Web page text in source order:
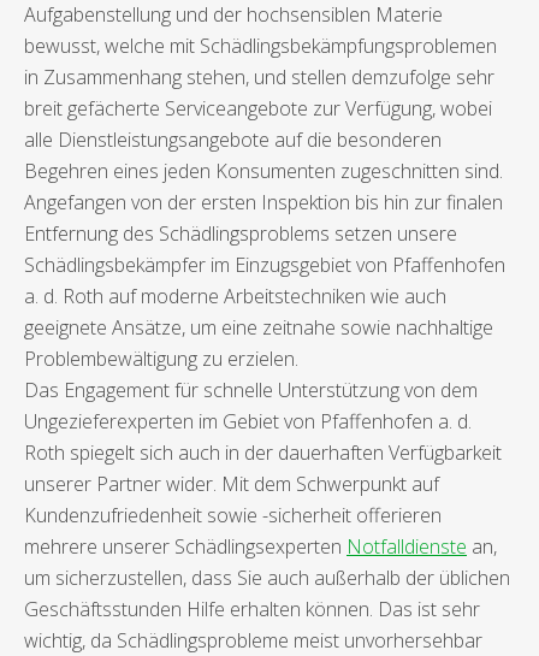
Aufgabenstellung und der hochsensiblen Materie
bewusst, welche mit Schädlingsbekämpfungsproblemen
in Zusammenhang stehen, und stellen demzufolge sehr
breit gefächerte Serviceangebote zur Verfügung, wobei
alle Dienstleistungsangebote auf die besonderen
Begehren eines jeden Konsumenten zugeschnitten sind.
Angefangen von der ersten Inspektion bis hin zur finalen
Entfernung des Schädlingsproblems setzen unsere
Schädlingsbekämpfer im Einzugsgebiet von Pfaffenhofen
a. d. Roth auf moderne Arbeitstechniken wie auch
geeignete Ansätze, um eine zeitnahe sowie nachhaltige
Problembewältigung zu erzielen.
Das Engagement für schnelle Unterstützung von dem
Ungezieferexperten im Gebiet von Pfaffenhofen a. d.
Roth spiegelt sich auch in der dauerhaften Verfügbarkeit
unserer Partner wider. Mit dem Schwerpunkt auf
Kundenzufriedenheit sowie -sicherheit offerieren
mehrere unserer Schädlingsexperten Notfalldienste an,
um sicherzustellen, dass Sie auch außerhalb der üblichen
Geschäftsstunden Hilfe erhalten können. Das ist sehr
wichtig, da Schädlingsprobleme meist unvorhersehbar